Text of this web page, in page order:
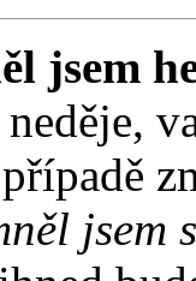
jsem
neděje,
jsem